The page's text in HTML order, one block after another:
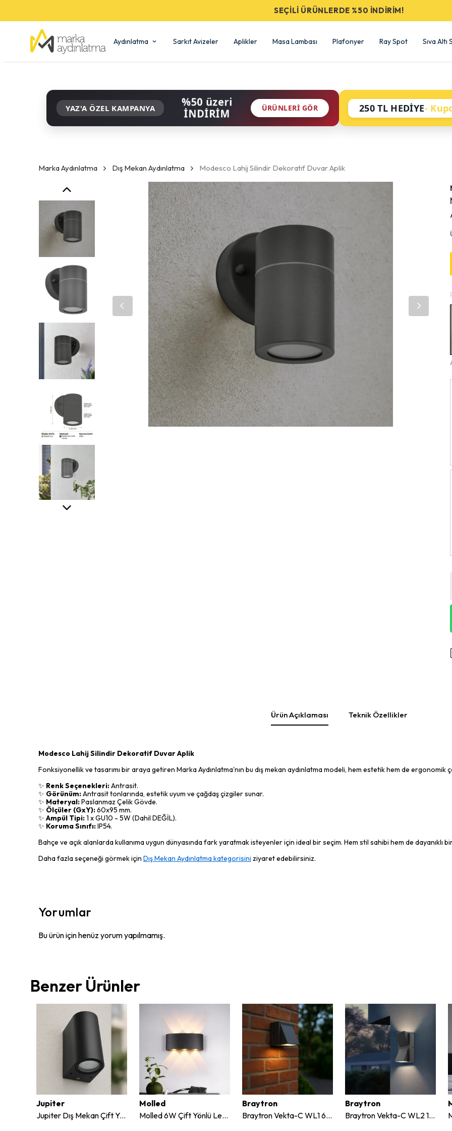
SEÇİLİ ÜRÜNLERDE %50 İNDİRİM!
Aydınlatma Sarkıt Avizeler Aplikler Masa Lambası Plafonyer Ray Spot Sıva Altı
YAZ'A ÖZEL KAMPANYA
%50 üzeri
İNDİRİM
ÜRÜNLERI GÖR 250 TL HEDİYE-
Marka Aydınlatma Dış Mekan Aydınlatma Modesco Lahij Silindir Dekoratif Duvar Aplik
Ürün Açıklaması Teknik Özellikler
Modesco Lahij Silindir Dekoratif Duvar Aplik
Fonksiyonellik ve tasarımı bir araya getiren Marka Aydınlatma'nın bu dış mekan aydınlatma modeli, hem estetik hem de ergonomik
✨ Renk Seçenekleri:Antrasit.
✨ Görünüm:Antrasit tonlarında, estetik uyum ve çağdaş çizgiler sunar.
✨ Materyal:Paslanmaz Çelik Gövde.
✨ Ölçüler (GxY):60x95 mm.
✨ Ampül Tipi:1 x GU10 - 5W (Dahil DEĞİL).
✨ Koruma Sınıfı:IP54.
Bahçe ve açık alanlarda kullanıma uygun dünyasında fark yaratmak isteyenler için ideal bir seçim. Hem stil sahibi hem de dayanıklı
Daha fazla seçeneği görmek için Dış Mekan Aydınlatma kategorisini ziyaret edebilirsiniz.
Yorumlar
Bu ürün için henüz yorum yapılmamış.
Benzer Ürünler
Jupiter
Jupiter Dış Mekan Çift Yönlü Antrasit Duvar Aplik JW937 AN
Molled
Molled 6W Çift Yönlü Led Duvar Aplik
Braytron
Braytron Vekta-C WL1 6W Antrasit Led Duvar Aplik 3 Renk
Braytron
Braytron Vekta-C WL2 12W Antrasit Led Duvar Siyah 3 Renk